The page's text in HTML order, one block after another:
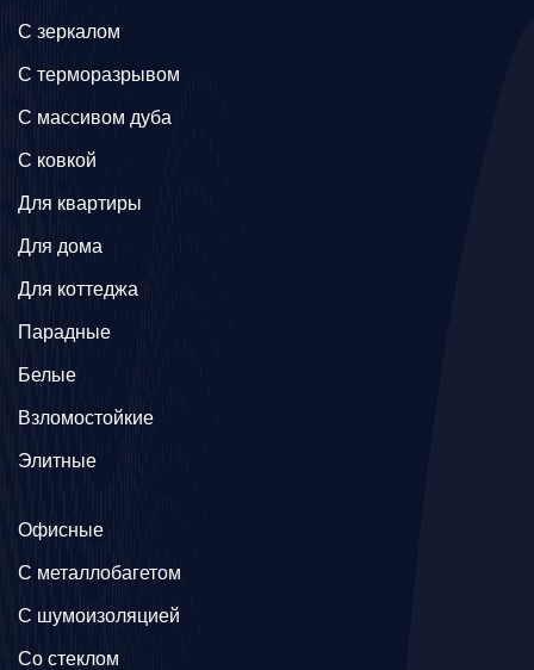
C зеркалом
C терморазрывом
C массивом дуба
C ковкой
Для квартиры
Для дома
Для коттеджа
Парадные
Белые
Взломостойкие
Элитные
Офисные
C металлобагетом
С шумоизоляцией
Со стеклом